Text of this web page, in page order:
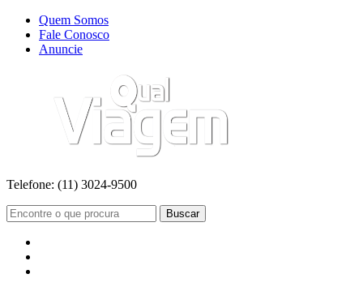
Quem Somos
Fale Conosco
Anuncie
Telefone: (11) 3024-9500
Buscar